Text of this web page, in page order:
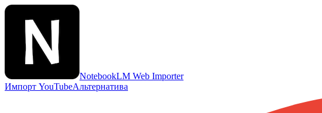
NotebookLM Web Importer
Импорт YouTubeАльтернатива